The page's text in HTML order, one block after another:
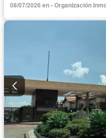
08/07/2026 en - Organización